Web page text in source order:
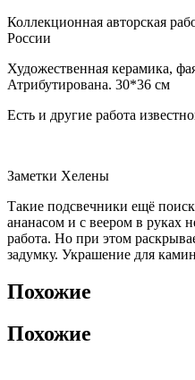
Коллекционная авторская
России
Художественная керамика,
Атрибутирована. 30*36 см
Есть и другие работа
Заметки Хелены
Такие подсвечники ещё
ананасом и с веером в руках
работа. Но при этом
задумку. Украшение для
Похожие
Похожие